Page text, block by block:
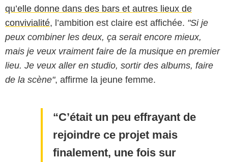
qu’elle donne dans des bars et autres lieux de
convivialité, l’ambition est claire est affichée. "Si je
peux combiner les deux, ça serait encore mieux,
mais je veux vraiment faire de la musique en premier
lieu. Je veux aller en studio, sortir des albums, faire
de la scène", affirme la jeune femme.
C’était un peu effrayant de
rejoindre ce projet mais
finalement, une fois sur